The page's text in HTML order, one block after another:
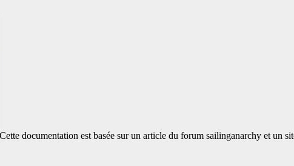
Cette documentation est basée sur un article du forum sailinganarchy et un